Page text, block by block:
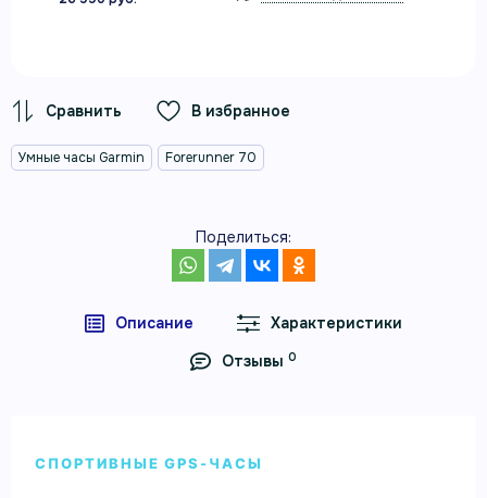
В избранное
Умные часы Garmin Forerunner 70
Поделиться:
Описание
Характеристики
Отзывы 0
СПОРТИВНЫЕ GPS-ЧАСЫ